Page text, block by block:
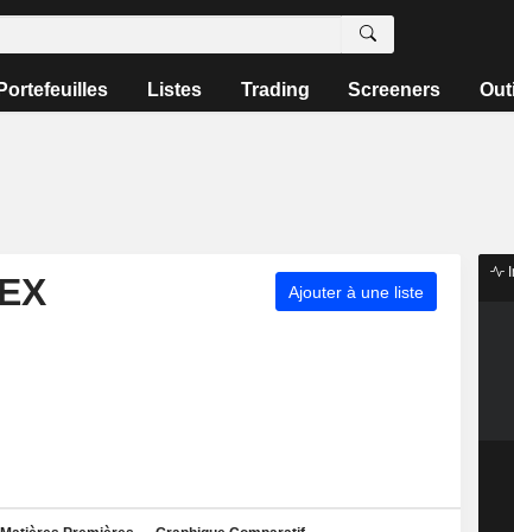
Portefeuilles Listes Trading Screeners
Ajouter à une liste